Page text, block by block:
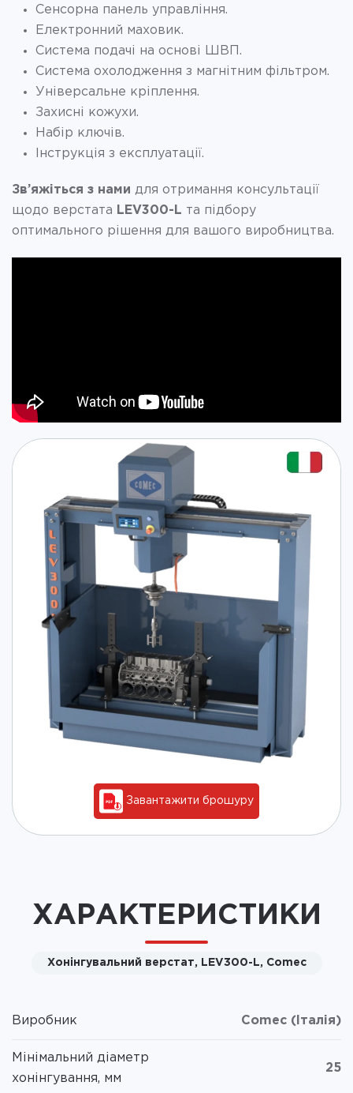
Сенсорна панель управління.
Електронний маховик.
Система подачі на основі ШВП.
Система охолодження з магнітним фільтром.
Універсальне кріплення.
Захисні кожухи.
Набір ключів.
Інструкція з експлуатації.
Зв’яжіться з нами для отримання консультації
щодо верстата LEV300-L та підбору
оптимального рішення для вашого виробництва.
Завантажити брошуру
ХАРАКТЕРИСТИКИ
Хонінгувальний верстат, LEV300-L, Comec
Виробник Comec (Італія)
Мінімальний діаметр
хонінгування, мм
25